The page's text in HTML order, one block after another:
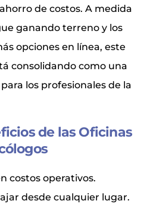
de costos. A medida
ganando terreno y los
opciones en línea, este
consolidando como una
los profesionales de la
de las Oficinas
costos operativos.
desde cualquier lugar.